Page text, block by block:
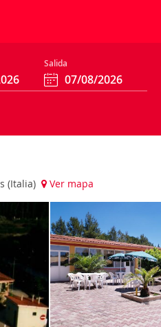
Salida
(Italia) Ver mapa